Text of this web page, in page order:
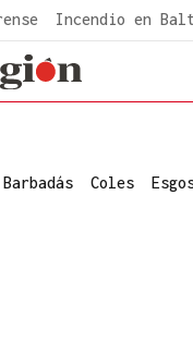
Incendio en
Barbadás Coles